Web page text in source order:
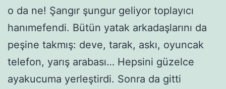
o da ne! Şangır şungur geliyor toplayıcı
hanımefendi. Bütün yatak arkadaşlarını da
peşine takmış: deve, tarak, askı, oyuncak
telefon, yarış arabası… Hepsini güzelce
ayakucuma yerleştirdi. Sonra da gitti